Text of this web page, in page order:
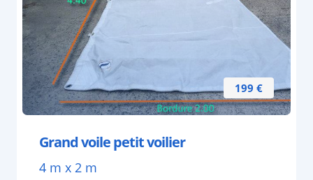
199 €
Grand voile petit voilier
4 m x 2 m